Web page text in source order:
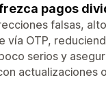
pagos
falsas,
vía OTP,
serios y